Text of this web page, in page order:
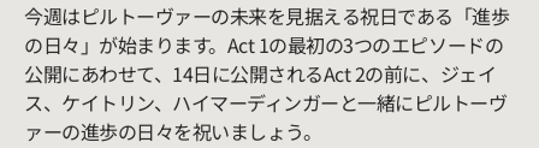
今週はピルトーヴァーの未来を見据える祝日である「進歩
の日々」が始まります。Act 1の最初の3つのエピソードの
公開にあわせて、14日に公開されるAct 2の前に、ジェイ
ス、ケイトリン、ハイマーディンガーと一緒にピルトーヴ
ァーの進歩の日々を祝いましょう。